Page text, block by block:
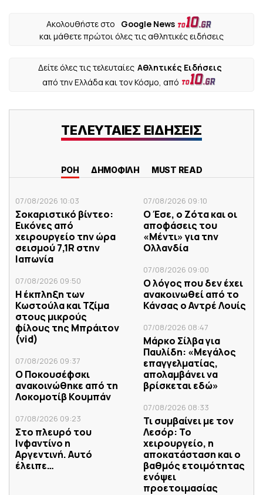
Ακολουθήστε στο
Google News
και μάθετε πρώτοι όλες τις αθλητικές ειδήσεις
Δείτε όλες τις τελευταίες Αθλητικές Ειδήσεις
από την Ελλάδα και τον Κόσμο, από
ΤΕΛΕΥΤΑΙΕΣ ΕΙΔΗΣΕΙΣ
ΡΟΗ ΔΗΜΟΦΙΛΗ MUST READ
07/08/2026 10:03
Σοκαριστικό βίντεο:
Εικόνες από
χειρουργείο την ώρα
σεισμού 7,1R στην
Ιαπωνία
07/08/2026 09:50
Η έκπληξη των
Κωστούλα και Τζίμα
στους μικρούς
φίλους της Μπράιτον
(vid)
07/08/2026 09:37
Ο Ποκουσέφσκι
ανακοινώθηκε από τη
Λοκομοτίβ Κουμπάν
07/08/2026 09:23
Στο πλευρό του
Ινφαντίνο η
Αργεντινή. Αυτό
έλειπε…
07/08/2026 09:10
Ο Έσε, ο Ζότα και οι
αποφάσεις του
«Μέντι» για την
Ολλανδία
07/08/2026 09:00
Ο λόγος που δεν έχει
ανακοινωθεί από το
Κάνσας ο Αντρέ Λουίς
07/08/2026 08:47
Μάρκο Σίλβα για
Παυλίδη: «Μεγάλος
επαγγελματίας,
απολαμβάνει να
βρίσκεται εδώ»
07/08/2026 08:33
Τι συμβαίνει με τον
Λεσόρ: Το
χειρουργείο, η
αποκατάσταση και ο
βαθμός ετοιμότητας
ενόψει
προετοιμασίας